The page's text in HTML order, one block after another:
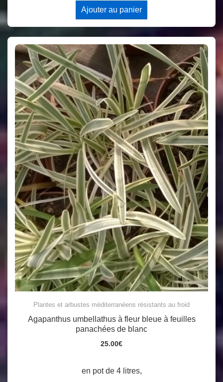
Ajouter au panier
Plantes et arbustes méditerranéens résistants au froid
Agapanthus umbellathus à fleur bleue à feuilles
panachées de blanc
25.00€
en pot de 4 litres,